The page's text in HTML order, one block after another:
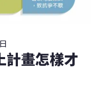
計畫怎樣才